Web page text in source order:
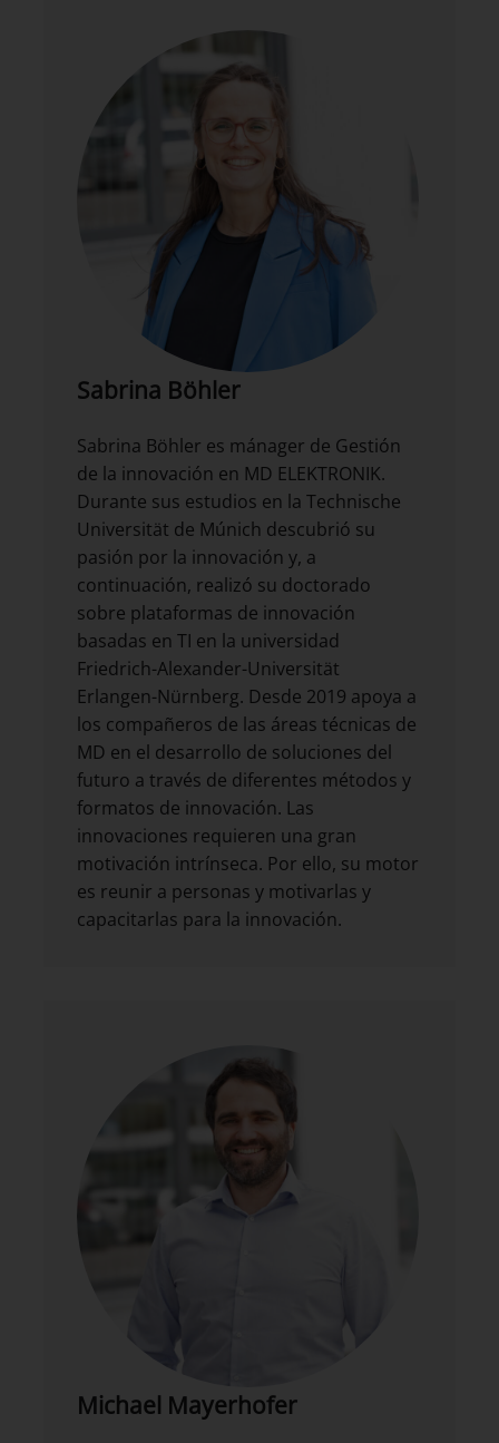
Sabrina Böhler
Sabrina Böhler es mánager de Gestión
de la innovación en MD ELEKTRONIK.
Durante sus estudios en la Technische
Universität de Múnich descubrió su
pasión por la innovación y, a
continuación, realizó su doctorado
sobre plataformas de innovación
basadas en TI en la universidad
Friedrich-Alexander-Universität
Erlangen-Nürnberg. Desde 2019 apoya a
los compañeros de las áreas técnicas de
MD en el desarrollo de soluciones del
futuro a través de diferentes métodos y
formatos de innovación. Las
innovaciones requieren una gran
motivación intrínseca. Por ello, su motor
es reunir a personas y motivarlas y
capacitarlas para la innovación.
Michael Mayerhofer